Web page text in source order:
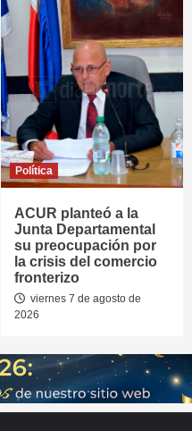
Política
ACUR planteó a la
Junta Departamental
su preocupación por
la crisis del comercio
fronterizo
viernes 7 de agosto de
2026